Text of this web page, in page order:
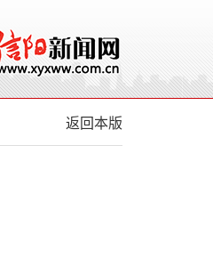
返回本版